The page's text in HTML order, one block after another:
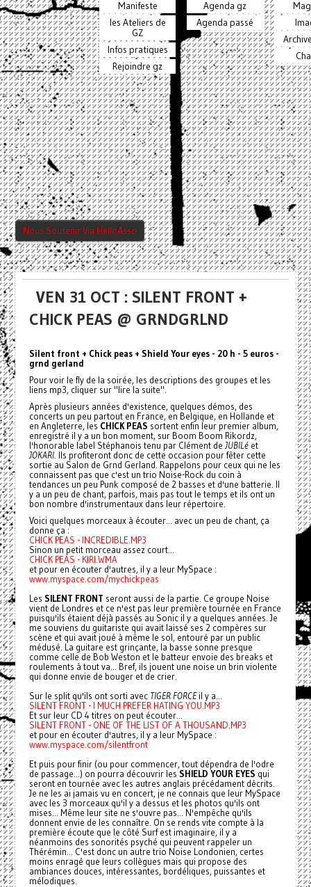
Manifeste
les Ateliers de
GZ
Infos pratiques
Rejoindre gz
Agenda gz
Agenda passé
Nous Soutenir Via HelloAsso
VEN 31 OCT : SILENT FRONT +
CHICK PEAS @ GRNDGRLND
Silent front + Chick peas + Shield Your eyes - 20 h - 5 euros -
grnd gerland
Pour voir le fly de la soirée, les descriptions des groupes et les
liens mp3, cliquer sur "lire la suite".
Après plusieurs années d'existence, quelques démos, des
concerts un peu partout en France, en Belgique, en Hollande et
en Angleterre, les CHICK PEAS sortent enfin leur premier album,
enregistré il y a un bon moment, sur Boom Boom Rikordz,
l'honorable label Stéphanois tenu par Clément de JUBILéet
JOKARI. Ils profiteront donc de cette occasion pour fêter cette
sortie au Salon de Grnd Gerland. Rappelons pour ceux qui ne les
connaissent pas que c'est un trio Noise-Rock du coin à
tendances un peu Punk composé de 2 basses et d'une batterie. Il
y a un peu de chant, parfois, mais pas tout le temps et ils ont un
bon nombre d'instrumentaux dans leur répertoire.
Voici quelques morceaux à écouter... avec un peu de chant, ça
donne ça :
CHICK PEAS - INCREDIBLE.MP3
Sinon un petit morceau assez court...
CHICK PEAS - KIRI.WMA
et pour en écouter d'autres, il y a leur MySpace :
www.myspace.com/mychickpeas
Les SILENT FRONT seront aussi de la partie. Ce groupe Noise
vient de Londres et ce n'est pas leur première tournée en France
puisqu'ils étaient déjà passés au Sonic il y a quelques années. Je
me souviens du guitariste qui avait laissé ses 2 compères sur
scène et qui avait joué à même le sol, entouré par un public
médusé. La guitare est grinçante, la basse sonne presque
comme celle de Bob Weston et le batteur envoie des breaks et
roulements à tout va... Bref, ils jouent une noise un brin violente
qui donne envie de bouger et de crier.
Sur le split qu'ils ont sorti avec TIGER FORCEil y a...
SILENT FRONT - I MUCH PREFER HATING YOU.MP3
Et sur leur CD 4 titres on peut écouter...
SILENT FRONT - ONE OF THE LIST OF A THOUSAND.MP3
et pour en écouter d'autres, il y a leur MySpace :
www.myspace.com/silentfront
Et puis pour finir (ou pour commencer, tout dépendra de l'odre
de passage...) on pourra découvrir les SHIELD YOUR EYES qui
seront en tournée avec les autres anglais précédament décrits.
Je ne les ai jamais vu en concert, je ne connais que leur MySpace
avec les 3 morceaux qu'il y a dessus et les photos qu'ils ont
mises... Même leur site ne s'ouvre pas... N'empêche qu'ils
donnent envie de les connaître. On se rends vite compte à la
première écoute que le côté Surf est imaginaire, il y a
néanmoins des sonorités psyché qui peuvent rappeler un
Thérémin... C'est donc un autre trio Noise Londonien, certes
moins enragé que leurs collègues mais qui propose des
ambiances douces, intéressantes, bordéliques, puissantes et
mélodiques.